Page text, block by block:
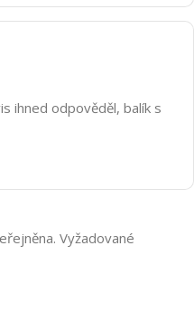
ihned odpověděl, balík s
Vyžadované